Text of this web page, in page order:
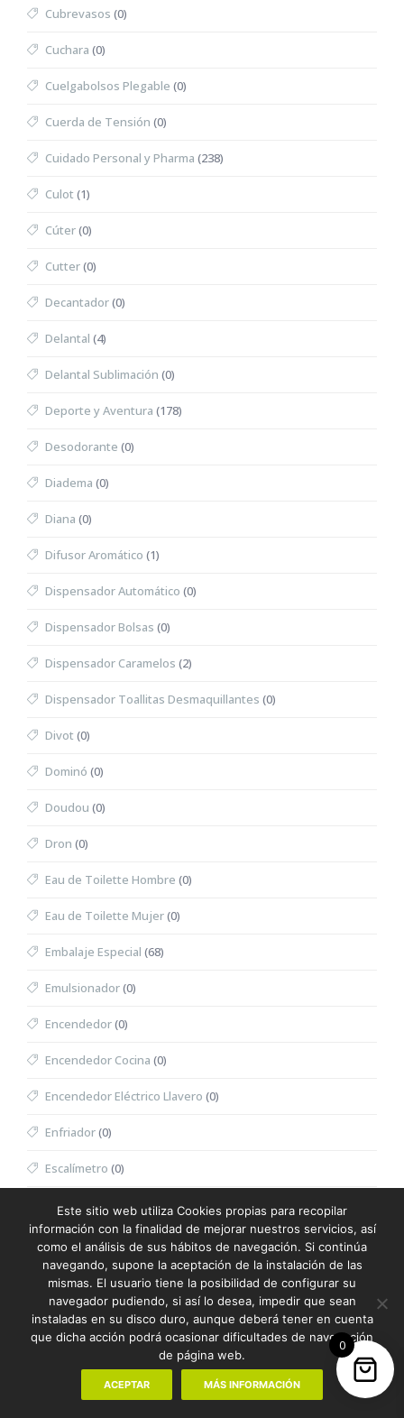
Cubrevasos (0)
Cuchara (0)
Cuelgabolsos Plegable (0)
Cuerda de Tensión (0)
Cuidado Personal y Pharma (238)
Culot (1)
Cúter(0)
Cutter(0)
Decantador(0)
Delantal (4)
Delantal Sublimación (0)
Deporte y Aventura (178)
Desodorante (0)
Diadema (0)
Diana (0)
Difusor Aromático (1)
Dispensador Automático (0)
Dispensador Bolsas (0)
Dispensador Caramelos (2)
Dispensador Toallitas Desmaquillantes (0)
Divot (0)
Dominó (0)
Doudou (0)
Dron (0)
Eau de Toilette Hombre (0)
Eau de Toilette Mujer(0)
Embalaje Especial (68)
Emulsionador(0)
Encendedor(0)
Encendedor Cocina (0)
Encendedor Eléctrico Llavero (0)
Enfriador(0)
Escalímetro (0)
Escritura (387)
Escuadra (0)
Espátula Facial (0)
Especiero (0)
Espejo Multifunción
0
Este sitio web utiliza Cookies propias para recopilar
información con la finalidad de mejorar nuestros servicios, así
como el análisis de sus hábitos de navegación. Si continúa
navegando, supone la aceptación de la instalación de las
mismas. El usuario tiene la posibilidad de configurar su
navegador pudiendo, si así lo desea, impedir que sean
instaladas en su disco duro, aunque deberá tener en cuenta
que dicha acción podrá ocasionar dificultades de navegación
de página web.
ACEPTAR MÁS INFORMACIÓN